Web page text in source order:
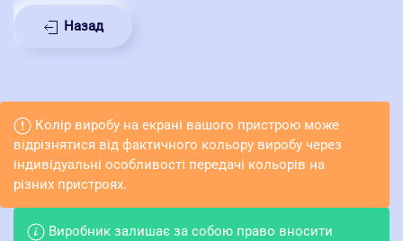
Назад
Колір виробу на екрані вашого пристрою може
відрізнятися від фактичного кольору виробу через
індивідуальні особливості передачі кольорів на
різних пристроях.
Виробник залишає за собою право вносити